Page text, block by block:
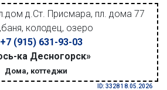
д.Ст. Присмара, пл. дома 77
колодец, озеро
(915) 631-93-03
ка Десногорск»
Дома, коттеджи
ID: 3328 18.05.2026